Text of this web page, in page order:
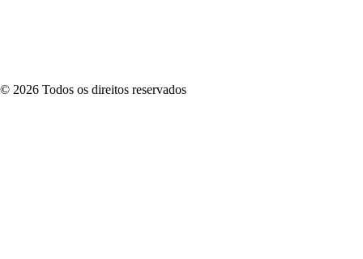
© 2026 Todos os direitos reservados